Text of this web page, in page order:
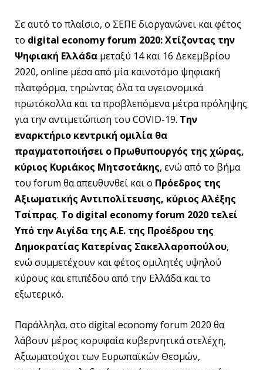
Σε αυτό το πλαίσιο, ο ΣΕΠΕ διοργανώνει και φέτος
το digital economy forum 2020: Χτίζοντας την
Ψηφιακή Ελλάδα μεταξύ 14 και 16 Δεκεμβρίου
2020, online μέσα από μία καινοτόμο ψηφιακή
πλατφόρμα, τηρώντας όλα τα υγειονομικά
πρωτόκολλα και τα προβλεπόμενα μέτρα πρόληψης
για την αντιμετώπιση του COVID-19. Την
εναρκτήριο κεντρική ομιλία θα
πραγματοποιήσει ο Πρωθυπουργός της χώρας,
κύριος Κυριάκος Μητσοτάκης, ενώ από το βήμα
του forum θα απευθυνθεί και ο Πρόεδρος της
Αξιωματικής Αντιπολίτευσης, κύριος Αλέξης
Τσίπρας. Το digital economy forum 2020 τελεί
Υπό την Αιγίδα της Α.E. της Προέδρου της
Δημοκρατίας Κατερίνας Σακελλαροπούλου,
ενώ συμμετέχουν και φέτος ομιλητές υψηλού
κύρους και επιπέδου από την Ελλάδα και το
εξωτερικό.
Παράλληλα, στο digital economy forum 2020 θα
λάβουν μέρος κορυφαία κυβερνητικά στελέχη,
Αξιωματούχοι των Ευρωπαϊκών Θεσμών,